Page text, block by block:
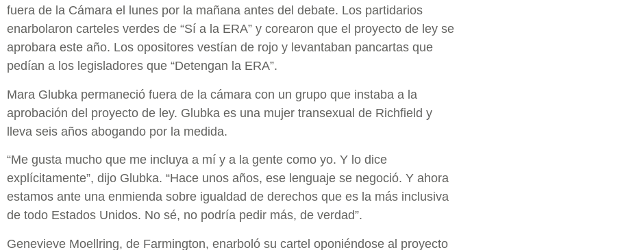
fuera de la Cámara el lunes por la mañana antes del debate. Los partidarios
enarbolaron carteles verdes de “Sí a la ERA” y corearon que el proyecto de ley se
aprobara este año. Los opositores vestían de rojo y levantaban pancartas que
pedían a los legisladores que “Detengan la ERA”.
Mara Glubka permaneció fuera de la cámara con un grupo que instaba a la
aprobación del proyecto de ley. Glubka es una mujer transexual de Richfield y
lleva seis años abogando por la medida.
“Me gusta mucho que me incluya a mí y a la gente como yo. Y lo dice
explícitamente”, dijo Glubka. “Hace unos años, ese lenguaje se negoció. Y ahora
estamos ante una enmienda sobre igualdad de derechos que es la más inclusiva
de todo Estados Unidos. No sé, no podría pedir más, de verdad”.
Genevieve Moellring, de Farmington, enarboló su cartel oponiéndose al proyecto